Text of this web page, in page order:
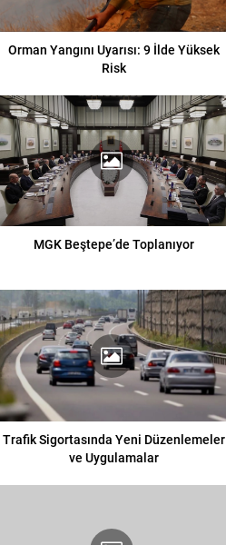
Orman Yangını Uyarısı: 9 İlde Yüksek
Risk
MGK Beştepe’de Toplanıyor
Trafik Sigortasında Yeni Düzenlemeler
ve Uygulamalar